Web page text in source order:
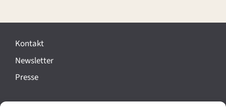
e
a
n
Kontakt
Newsletter
Presse